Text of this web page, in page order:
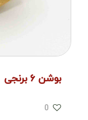
بوشن ۶ برنجی
0